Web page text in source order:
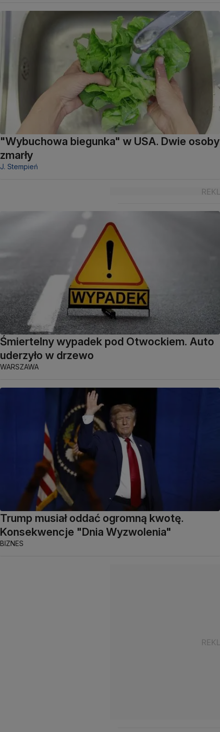
"Wybuchowa biegunka" w USA. Dwie osoby
zmarły
J. Stempień
Śmiertelny wypadek pod Otwockiem. Auto
uderzyło w drzewo
WARSZAWA
Trump musiał oddać ogromną kwotę.
Konsekwencje "Dnia Wyzwolenia"
BIZNES